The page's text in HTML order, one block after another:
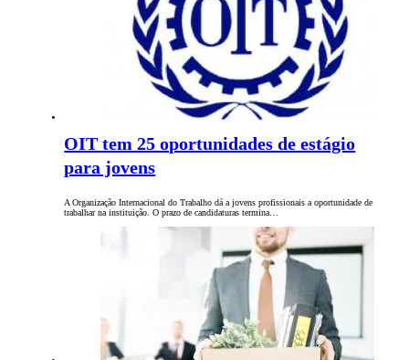
OIT tem 25 oportunidades de estágio
para jovens
A Organização Internacional do Trabalho dá a jovens profissionais a oportunidade de
trabalhar na instituição. O prazo de candidaturas termina…